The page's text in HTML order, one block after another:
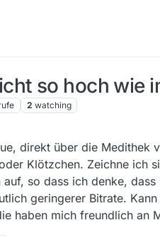
so hoch wie
2 watching
direkt über die Medithek
Klötzchen. Zeichne ich
so dass ich denke,
geringerer Bitrate.
haben mich freundlich an